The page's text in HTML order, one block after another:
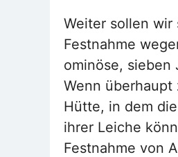
Weiter sollen wir
Festnahme
ominöse,
Wenn
Hütte, in dem
ihrer Leiche
Festnahme von